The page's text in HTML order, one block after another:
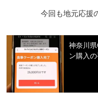
今回も地元応援
神奈川
ン購入